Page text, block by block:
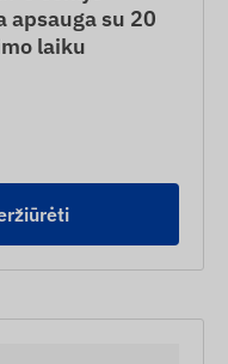
apsauga su 20
laiku